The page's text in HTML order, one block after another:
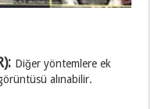
Diğer yöntemlere ek
alınabilir.